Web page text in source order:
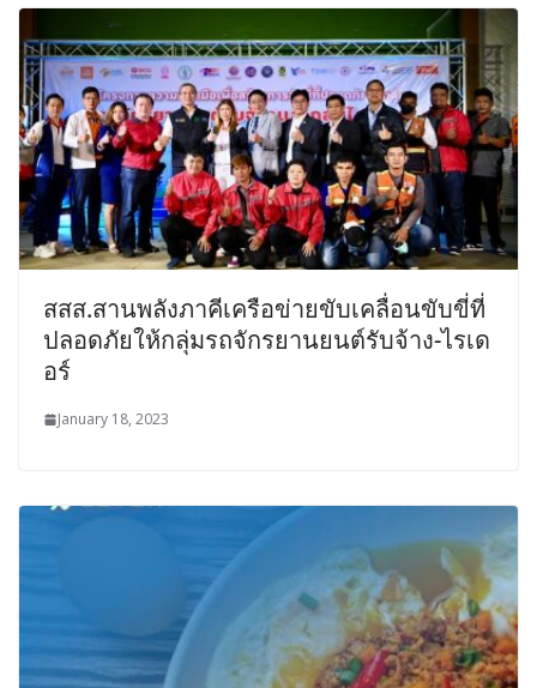
สสส.สานพลังภาคีเครือข่ายขับเคลื่อนขับขี่ที่
ปลอดภัยให้กลุ่มรถจักรยานยนต์รับจ้าง-ไรเด
อร์
January 18, 2023